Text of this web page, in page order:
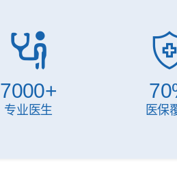
7000+
专业医生
70
医保